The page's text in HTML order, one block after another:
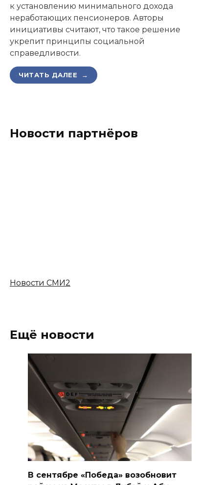
к установлению минимального дохода
неработающих пенсионеров. Авторы
инициативы считают, что такое решение
укрепит принципы социальной
справедливости.
ЧИТАТЬ ДАЛЕЕ →
Новости партнёров
Новости СМИ2
Ещё новости
В сентябре «Победа» возобновит